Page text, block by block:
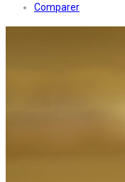
Comparer